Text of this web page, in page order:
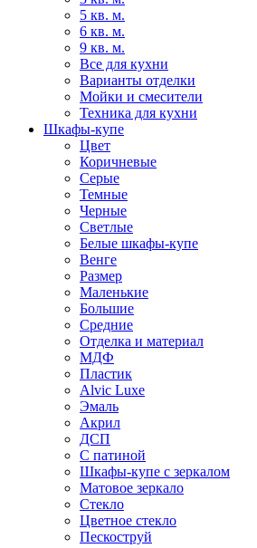
5 кв. м.
6 кв. м.
9 кв. м.
Все для кухни
Варианты отделки
Мойки и смесители
Техника для кухни
Шкафы-купе
Цвет
Коричневые
Серые
Темные
Черные
Светлые
Белые шкафы-купе
Венге
Размер
Маленькие
Большие
Средние
Отделка и материал
МДФ
Пластик
Alvic Luxe
Эмаль
Акрил
ДСП
С патиной
Шкафы-купе с зеркалом
Матовое зеркало
Стекло
Цветное стекло
Пескоструй